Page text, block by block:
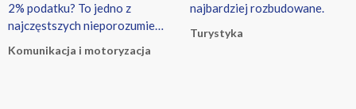
2% podatku? To jedno z
najczęstszych nieporozumień.
transakcji auta mogą pojawić
Komunikacja i motoryzacja
najbardziej rozbudowane.
Turystyka